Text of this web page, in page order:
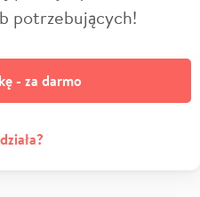
potrzebujących!
- za darmo